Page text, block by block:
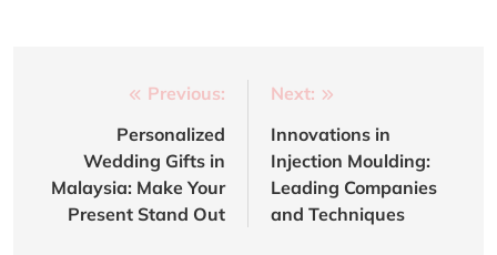
navigation
Previous:
Personalized
Wedding Gifts in
Malaysia: Make Your
Present Stand Out
Next:
Innovations in
Injection Moulding:
Leading Companies
and Techniques